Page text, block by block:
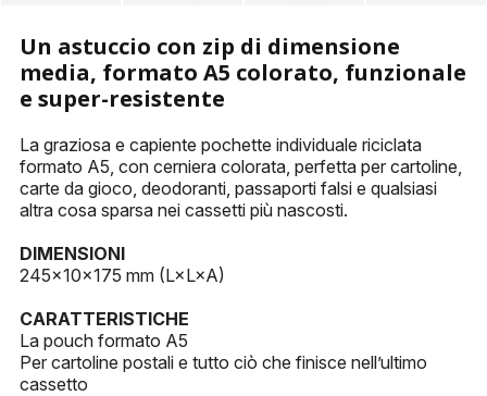
Un astuccio con zip di dimensione
media, formato A5 colorato, funzionale
e super-resistente
La graziosa e capiente pochette individuale riciclata
formato A5, con cerniera colorata, perfetta per cartoline,
carte da gioco, deodoranti, passaporti falsi e qualsiasi
altra cosa sparsa nei cassetti più nascosti.
DIMENSIONI
245×10×175 mm (L×L×A)
CARATTERISTICHE
La pouch formato A5
Per cartoline postali e tutto ciò che finisce nell’ultimo
cassetto